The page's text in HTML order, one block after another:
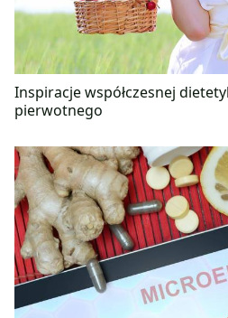
Inspiracje współczesnej
pierwotnego